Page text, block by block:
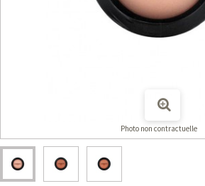
Photo non contractuelle